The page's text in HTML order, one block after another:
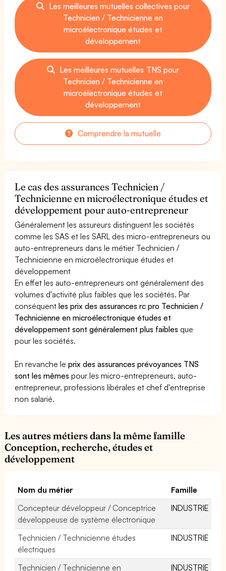
Les meilleures mutuelles collectives pour
Technicien / Technicienne en
microélectronique études et
développement
Les meilleures mutuelles TNS pour
Technicien / Technicienne en
microélectronique études et
développement
Comprendre la mutuelle
Le cas des assurances Technicien /
Technicienne en microélectronique études et
développement pour auto-entrepreneur
Généralement les assureurs distinguent les sociétés
comme les SAS et les SARL des micro-entrepreneurs ou
auto-entrepreneurs dans le métier Technicien /
Technicienne en microélectronique études et
développement
En effet les auto-entrepreneurs ont généralement des
volumes d'activité plus faibles que les sociétés. Par
conséquentles prix des assurances rc pro Technicien /
Technicienne en microélectronique études et
développement sont généralement plus faibles que
pour les sociétés.
En revanche leprix des assurances prévoyances TNS
sont les mêmes pour les micro-entrepreneurs, auto-
entrepreneur, professions libérales et chef d'entreprise
non salarié.
Les autres métiers dans la même famille
Conception, recherche, études et
développement
Nom du métier
Famille
Concepteur développeur / Conceptrice
développeuse de système électronique
INDUSTRIE
Technicien / Technicienne études
électriques
INDUSTRIE
Technicien / Technicienne en INDUSTRIE